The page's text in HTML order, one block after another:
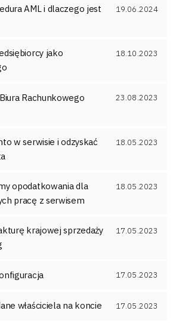
AML i dlaczego jest
19.06.2024
jako
18.10.2023
Rachunkowego
23.08.2023
w serwisie i odzyskać
18.05.2023
opodatkowania dla
pracę z serwisem
18.05.2023
krajowej sprzedaży
17.05.2023
17.05.2023
właściciela na koncie 17.05.2023